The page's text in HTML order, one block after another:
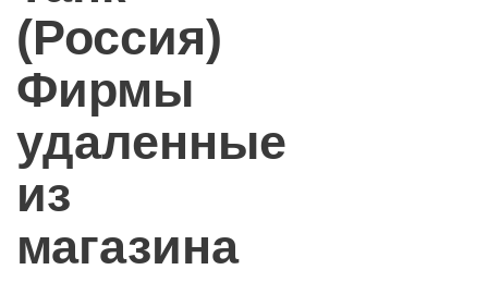
(Россия)
Фирмы
удаленные
из
магазина